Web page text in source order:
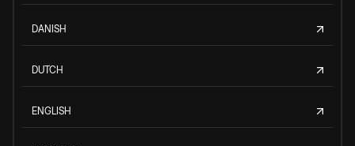
DANISH
DUTCH
ENGLISH